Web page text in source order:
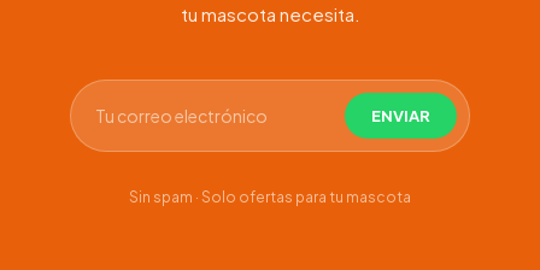
tu mascota necesita.
Sin spam · Solo ofertas para tu mascota